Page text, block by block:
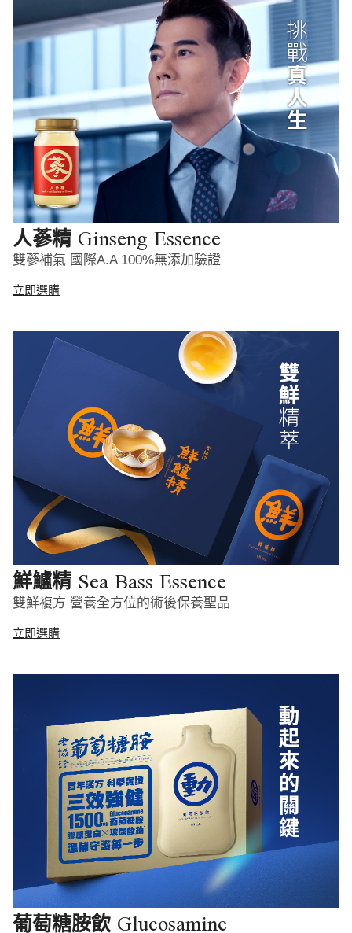
人蔘精 Ginseng Essence
雙蔘補氣 國際A.A 100%無添加驗證
立即選購
鮮鱸精 Sea Bass Essence
雙鮮複方 營養全方位的術後保養聖品
立即選購
葡萄糖胺飲